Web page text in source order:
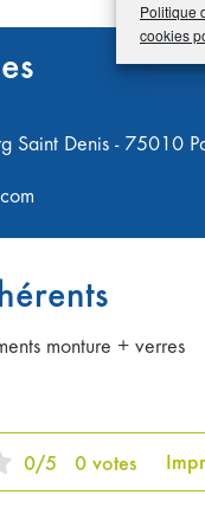
Politique
cookies
Saint Denis - 75010
monture + verres
0/5 0 votes